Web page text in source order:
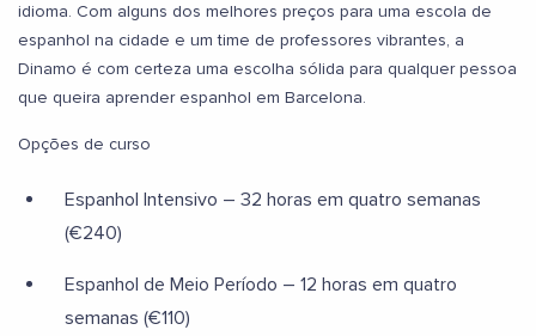
idioma. Com alguns dos melhores preços para uma escola de
espanhol na cidade e um time de professores vibrantes, a
Dinamo é com certeza uma escolha sólida para qualquer pessoa
que queira aprender espanhol em Barcelona.
Opções de curso
Espanhol Intensivo – 32 horas em quatro semanas
(€240)
Espanhol de Meio Período – 12 horas em quatro
semanas (€110)